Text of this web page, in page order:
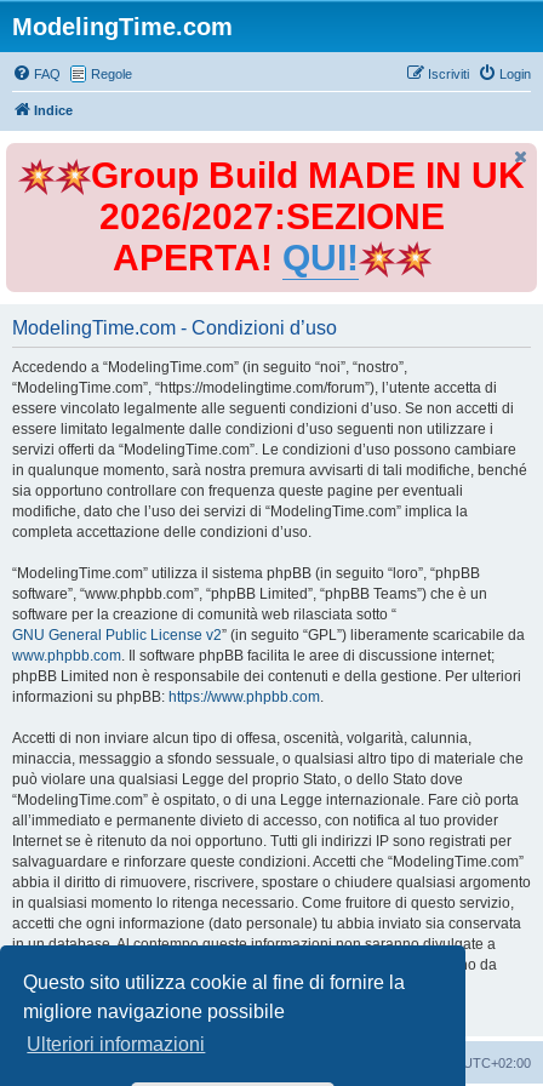
Questo sito utilizza cookie al fine di fornire la
migliore navigazione possibile
Ulteriori informazioni
ModelingTime.com
FAQ Regole Login
Iscriviti
Indice
Group Build MADE IN UK
2026/2027:SEZIONE
APERTA! QUI!
ModelingTime.com - Condizioni d’uso
Accedendo a “ModelingTime.com” (in seguito “noi”, “nostro”,
“ModelingTime.com”, “https://modelingtime.com/forum”), l’utente accetta di
essere vincolato legalmente alle seguenti condizioni d’uso. Se non accetti di
essere limitato legalmente dalle condizioni d’uso seguenti non utilizzare i
servizi offerti da “ModelingTime.com”. Le condizioni d’uso possono cambiare
in qualunque momento, sarà nostra premura avvisarti di tali modifiche, benché
sia opportuno controllare con frequenza queste pagine per eventuali
modifiche, dato che l’uso dei servizi di “ModelingTime.com” implica la
completa accettazione delle condizioni d’uso.
“ModelingTime.com” utilizza il sistema phpBB (in seguito “loro”, “phpBB
software”, “www.phpbb.com”, “phpBB Limited”, “phpBB Teams”) che è un
software per la creazione di comunità web rilasciata sotto “
GNU General Public License v2” (in seguito “GPL”) liberamente scaricabile da
www.phpbb.com. Il software phpBB facilita le aree di discussione internet;
phpBB Limited non è responsabile dei contenuti e della gestione. Per ulteriori
informazioni su phpBB: https://www.phpbb.com.
Accetti di non inviare alcun tipo di offesa, oscenità, volgarità, calunnia,
minaccia, messaggio a sfondo sessuale, o qualsiasi altro tipo di materiale che
può violare una qualsiasi Legge del proprio Stato, o dello Stato dove
“ModelingTime.com” è ospitato, o di una Legge internazionale. Fare ciò porta
all’immediato e permanente divieto di accesso, con notifica al tuo provider
Internet se è ritenuto da noi opportuno. Tutti gli indirizzi IP sono registrati per
salvaguardare e rinforzare queste condizioni. Accetti che “ModelingTime.com”
abbia il diritto di rimuovere, riscrivere, spostare o chiudere qualsiasi argomento
in qualsiasi momento lo ritenga necessario. Come fruitore di questo servizio,
accetti che ogni informazione (dato personale) tu abbia inviato sia conservata
in un database. Al contempo queste informazioni non saranno divulgate a
nessuno senza il tuo consenso, né “ModelingTime.com” o phpBB sono da
ritenersi responsabili per qualsiasi violazione al sistema che possa
compromettere queste informazioni.
UTC+02:00